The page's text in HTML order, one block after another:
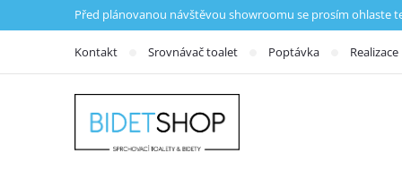
Přejít na obsahPřed plánovanou návštěvou showroomu se prosím ohlaste
Kontakt Srovnávač toalet Poptávka Realizace